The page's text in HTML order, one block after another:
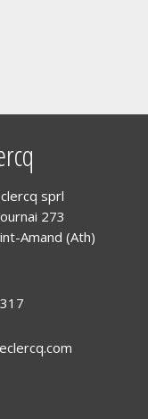
sprl
273
Amand (Ath)